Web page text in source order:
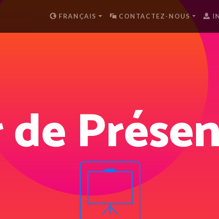
FRANÇAIS CONTACTEZ-NOUS